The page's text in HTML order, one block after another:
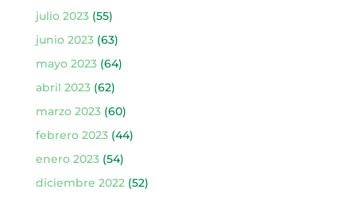
julio 2023(55)
junio 2023(63)
mayo 2023(64)
abril 2023(62)
marzo 2023(60)
febrero 2023(44)
enero 2023(54)
diciembre 2022(52)